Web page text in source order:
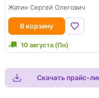
Жатин Сергей Олегович
В корзину
10 августа (Пн)
Скачать прайс-